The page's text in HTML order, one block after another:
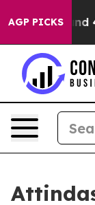
AGP PICKS
Around